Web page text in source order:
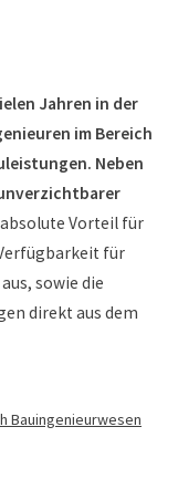
Jahren in der
im Bereich
Neben
Vorteil für
für
sowie die
direkt aus dem
Bauingenieurwesen